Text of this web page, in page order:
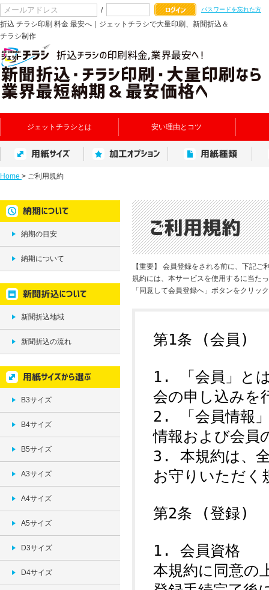
/ パスワードを忘れた方
折込 チラシ印刷 料金 最安へ｜ジェットチラシで大量印刷、新聞折込＆
チラシ制作
ジェットチラシとは 安い理由とコツ
Home > ご利用規約
納期の目安
納期について
新聞折込地域
新聞折込の流れ
B3サイズ
B4サイズ
B5サイズ
A3サイズ
A4サイズ
A5サイズ
D3サイズ
D4サイズ
【重要】 会員登録をされる前に、下記
規約には、本サービスを使用するに当た
「同意して会員登録へ」ボタンをクリッ